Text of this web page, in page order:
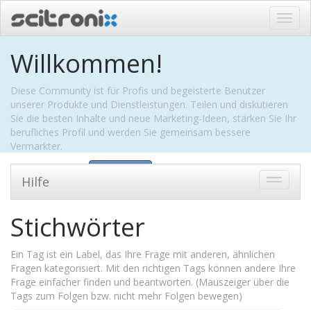
ein-/
Willkommen!
Diese Community ist für Profis und begeisterte Benutzer
unserer Produkte und Dienstleistungen. Teilen und diskutieren
Sie die besten Inhalte und neue Marketing-Ideen, stärken Sie Ihr
berufliches Profil und werden Sie gemeinsam bessere
Vermarkter.
Zu
Hilfe
Stichwörter
Ein Tag ist ein Label, das Ihre Frage mit anderen, ähnlichen
Fragen kategorisiert. Mit den richtigen Tags können andere Ihre
Frage einfacher finden und beantworten. (Mauszeiger über die
Tags zum Folgen bzw. nicht mehr Folgen bewegen)